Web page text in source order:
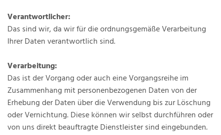
Verantwortlicher:
Das sind wir, da wir für die ordnungsgemäße Verarbeitung
Ihrer Daten verantwortlich sind.
Verarbeitung:
Das ist der Vorgang oder auch eine Vorgangsreihe im
Zusammenhang mit personenbezogenen Daten von der
Erhebung der Daten über die Verwendung bis zur Löschung
oder Vernichtung. Diese können wir selbst durchführen oder
von uns direkt beauftragte Dienstleister sind eingebunden.